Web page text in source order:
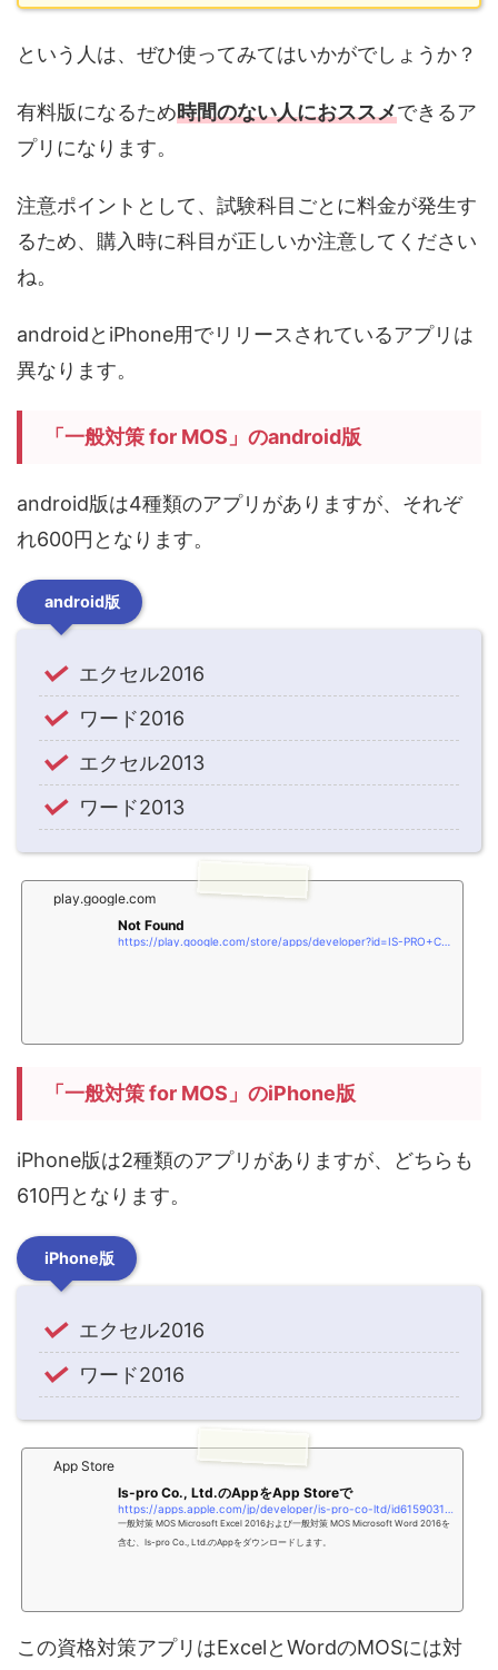
という人は、ぜひ使ってみてはいかがでしょうか？
有料版になるため時間のない人におススメできるア
プリになります。
注意ポイントとして、 試験科目ごとに料金が発生す
るため、購入時に科目が正しいか注意してください
ね。
androidとiPhone用でリリースされているアプリは
異なります。
「一般対策 for MOS」のandroid版
android版は4種類のアプリがありますが、それぞ
れ600円となります。
android版
エクセル2016
ワード2016
エクセル2013
ワード2013
play.google.com
Not Found
https://play.google.com/store/apps/developer?id=IS-PRO+Co.,+Ltd.
「一般対策 for MOS」のiPhone版
iPhone版は2種類のアプリがありますが、どちらも
610円となります。
iPhone版
エクセル2016
ワード2016
App Store
‎Is-pro Co., Ltd.のAppをApp Storeで
https://apps.apple.com/jp/developer/is-pro-co-ltd/id615903157
‎一般対策 MOS Microsoft Excel 2016および一般対策 MOS Microsoft Word 2016を
含む、Is-pro Co., Ltd.のAppをダウンロードします。
この資格対策アプリはExcelとWordのMOSには対